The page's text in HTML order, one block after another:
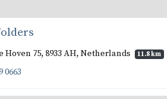
Hoven 75, 8933 AH, Netherlands 11.8 km
0663